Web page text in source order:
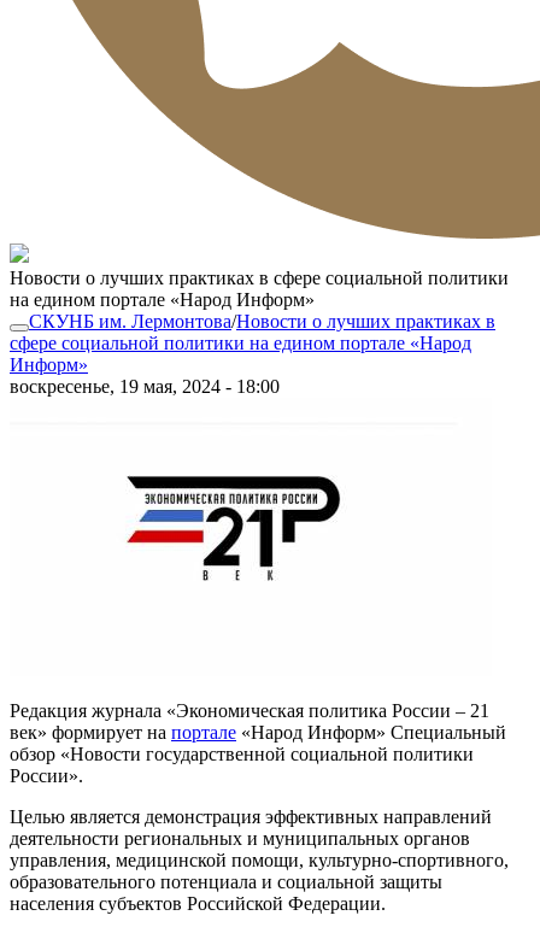
Новости о лучших практиках в сфере социальной политики
на едином портале «Народ Информ»
СКУНБ им. Лермонтова/Новости о лучших практиках в
сфере социальной политики на едином портале «Народ
Информ»
воскресенье, 19 мая, 2024 - 18:00
Редакция журнала «Экономическая политика России – 21
век» формирует на портале «Народ Информ» Специальный
обзор «Новости государственной социальной политики
России».
Целью является демонстрация эффективных направлений
деятельности региональных и муниципальных органов
управления, медицинской помощи, культурно-спортивного,
образовательного потенциала и социальной защиты
населения субъектов Российской Федерации.